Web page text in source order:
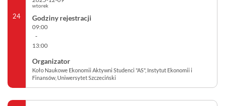
24
wtorek
09:00
-
13:00
Koło Naukowe Ekonomii Aktywni Studenci "AS", Instytut Ekonomii i
Finansów, Uniwersytet Szczeciński